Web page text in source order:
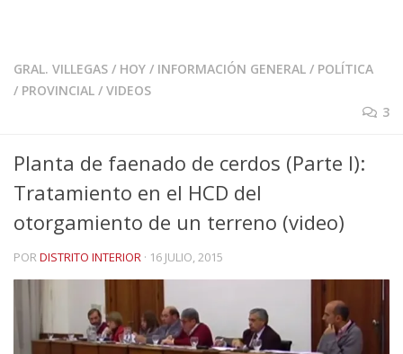
GRAL. VILLEGAS / HOY / INFORMACIÓN GENERAL / POLÍTICA
/ PROVINCIAL / VIDEOS
3
Planta de faenado de cerdos (Parte I):
Tratamiento en el HCD del
otorgamiento de un terreno (video)
PORDISTRITO INTERIOR · 16 JULIO, 2015